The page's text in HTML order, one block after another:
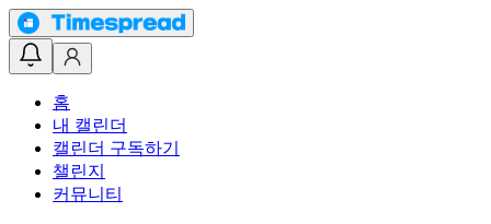
홈
내 캘린더
캘린더 구독하기
챌린지
커뮤니티